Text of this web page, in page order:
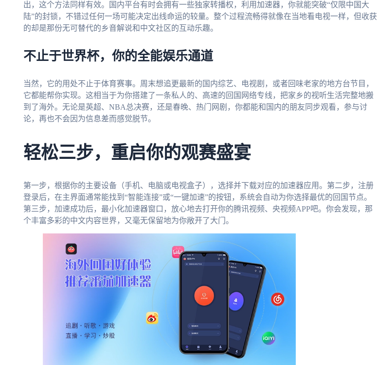
出，这个方法同样有效。国内平台有时会拥有一些独家转播权，利用加速器，你就能突破“仅限中国大
陆”的封锁，不错过任何一场可能决定出线命运的较量。整个过程流畅得就像在当地看电视一样，但收获
的却是那份无可替代的乡音解说和中文社区的互动乐趣。
不止于世界杯，你的全能娱乐通道
当然，它的用处不止于体育赛事。周末想追更最新的国内综艺、电视剧，或者回味老家的地方台节目，
它都能帮你实现。这相当于为你搭建了一条私人的、高速的回国网络专线，把家乡的视听生活完整地搬
到了海外。无论是英超、NBA总决赛，还是春晚、热门网剧，你都能和国内的朋友同步观看，参与讨
论，再也不会因为信息差而感觉脱节。
轻松三步，重启你的观赛盛宴
第一步，根据你的主要设备（手机、电脑或电视盒子），选择并下载对应的加速器应用。第二步，注册
登录后，在主界面通常能找到“智能连接”或“一键加速”的按钮，系统会自动为你选择最优的回国节点。
第三步，加速成功后，最小化加速器窗口，放心地去打开你的腾讯视频、央视频APP吧。你会发现，那
个丰富多彩的中文内容世界，又毫无保留地为你敞开了大门。